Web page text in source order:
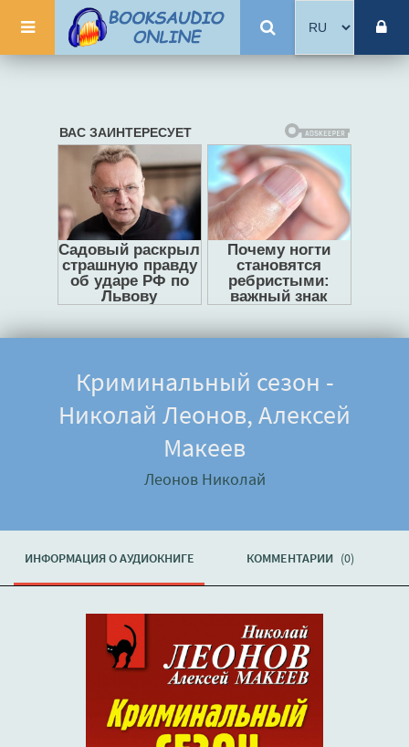
Криминальный сезон -
Николай Леонов, Алексей
Макеев
Леонов Николай
ИНФОРМАЦИЯ О АУДИОКНИГЕ КОММЕНТАРИИ (0)